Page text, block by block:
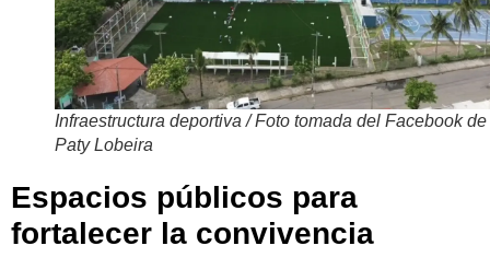
Infraestructura deportiva / Foto tomada del Facebook de
Paty Lobeira
Espacios públicos para
fortalecer la convivencia